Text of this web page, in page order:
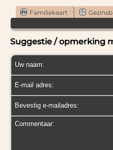
Familiekaart
Suggestie / opmerking
Uw naam:
E-mail adres:
Bevestig e-mailadres:
Commentaar: